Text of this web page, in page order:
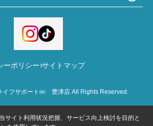
ーポリシー サイトマップ
イフサポート㈱ 豊津店 All Rights Reserved.
サイト利用状況把握、サービス向上検討を目的と